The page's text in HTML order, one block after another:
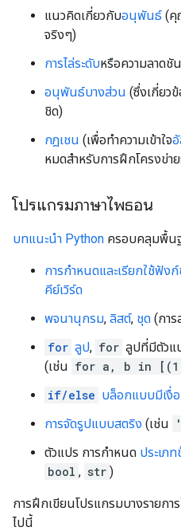
แนวคิดเกี่ยวกับอนุพันธ์ (คุ
จริงๆ)
การไล่ระดับหรือความลาดชัน
อนุพันธ์บางส่วน (ซึ่งเกี่ยว
ชิด)
กฎเชน (เพื่อทำความเข้าใจ
หมดสําหรับการฝึกโครงข่า
โปรแกรมภาษาไพธอน
บทแนะนำ Python ครอบคลุมพื้น
การกําหนดและเรียกใช้ฟัง
คีย์เวิร์ด
พจนานุกรม, ลิสต์, ชุด (การ
for ลูป, for ลูปที่มีตัวแ
(เช่น for a, b in
if/else บล็อกแบบมีเงื่
การจัดรูปแบบสตริง (เช่น
ตัวแปร การกำหนด ประเภ
bool , str )
การฝึกเขียนโปรแกรมบางรายก
ไปนี้